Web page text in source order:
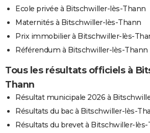
Ecole privée à Bitschwiller-lès-Thann
Maternités à Bitschwiller-lès-Thann
Prix immobilier à Bitschwiller-lès-
Référendum à Bitschwiller-lès-Thann
Tous les résultats officiels à
Thann
Résultat municipale 2026 à
Résultats du bac à Bitschwiller-lès-
Résultats du brevet à Bitschwiller-